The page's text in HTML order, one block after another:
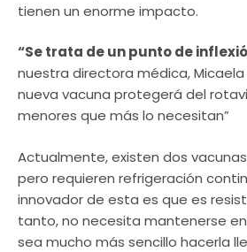
tienen un enorme impacto.
“Se trata de un punto de
nuestra directora médica, Micaela
nueva vacuna protegerá del
menores que más lo necesitan”
Actualmente, existen dos
pero requieren refrigeración
innovador de esta es que es
tanto, no necesita mantenerse
sea mucho más sencillo hacerla